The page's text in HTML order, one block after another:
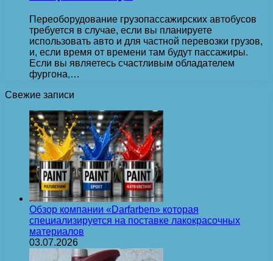
Переоборудование грузопассажирских автобусов
требуется в случае, если вы планируете
использовать авто и для частной перевозки грузов,
и, если время от времени там будут пассажиры.
Если вы являетесь счастливым обладателем
фургона,…
Свежие записи
Обзор компании «Darfarben» которая
специализируется на поставке лакокрасочных
материалов
03.07.2026